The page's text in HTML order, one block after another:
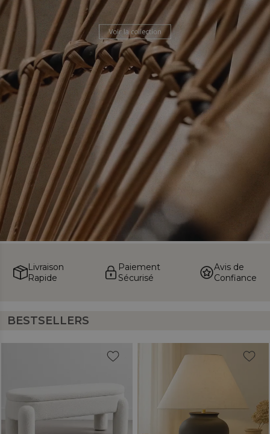
Livraison
Rapide
Paiement
Sécurisé
Avis de
Confiance
BESTSELLERS